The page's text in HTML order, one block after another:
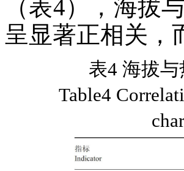
（表4），海拔
呈显著正相关，
表4 海拔
Table4